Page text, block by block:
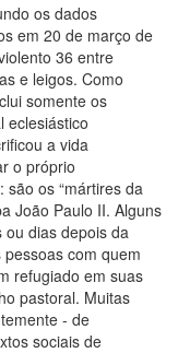
os dados
em 20 de março de
36 entre
e leigos. Como
somente os
eclesiástico
a vida
o próprio
os “mártires da
João Paulo II. Alguns
ou dias depois da
com quem
refugiado em suas
pastoral. Muitas
- de
sociais de